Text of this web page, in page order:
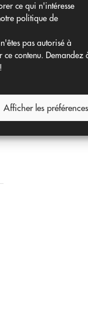
ce qui n'intéresse
politique de
pas autorisé à
ce contenu. Demandez
Afficher les